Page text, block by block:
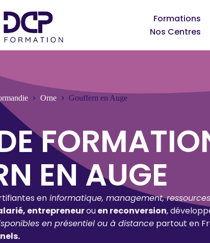
Formations
Nos Centres
Orne Gouffern en Auge
EN AUGE
en informatique, management,
entrepreneurouen reconversion,
en présentiel ou à distance partout en